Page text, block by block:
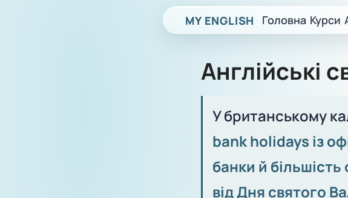
MY ENGLISH Головна Курси
Англійські
У британському
bank holidays із
банки й більшість
від Дня святого